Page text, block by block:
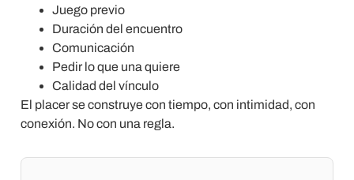
Juego previo
Duración del encuentro
Comunicación
Pedir lo que una quiere
Calidad del vínculo
El placer se construye con tiempo, con intimidad, con
conexión. No con una regla.